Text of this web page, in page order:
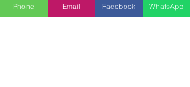
Causale:
Phone Email Facebook WhatsApp